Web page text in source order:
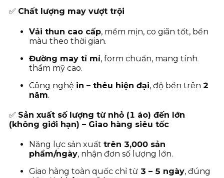
✅ Chất lượng may vượt trội
Vải thun cao cấp, mềm mịn, co giãn tốt, bền
màu theo thời gian.
Đường may tỉ mỉ, form chuẩn, mang tính
thẩm mỹ cao.
Công nghệ in – thêu hiện đại, độ bền trên 2
năm.
✅ Sản xuất số lượng từ nhỏ (1 áo) đến lớn
(không giới hạn) – Giao hàng siêu tốc
Năng lực sản xuất trên 3,000 sản
phẩm/ngày, nhận đơn số lượng lớn.
Giao hàng toàn quốc chỉ từ 3 – 5 ngày, đúng